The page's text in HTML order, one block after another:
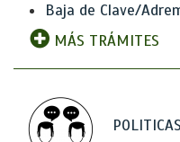
Baja de Clave/
MÁS TRÁMITES